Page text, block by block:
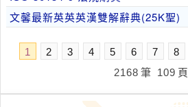
文馨最新英英英漢雙解辭典(25K聖)
1 2 3 4 5 6 7 8
2168 筆 109 頁